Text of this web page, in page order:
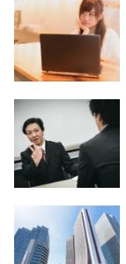
buttons.php on
line10
/1074495"
onclick="windo
w.open(this.hre
f, 'Gwindow',
'width=550,